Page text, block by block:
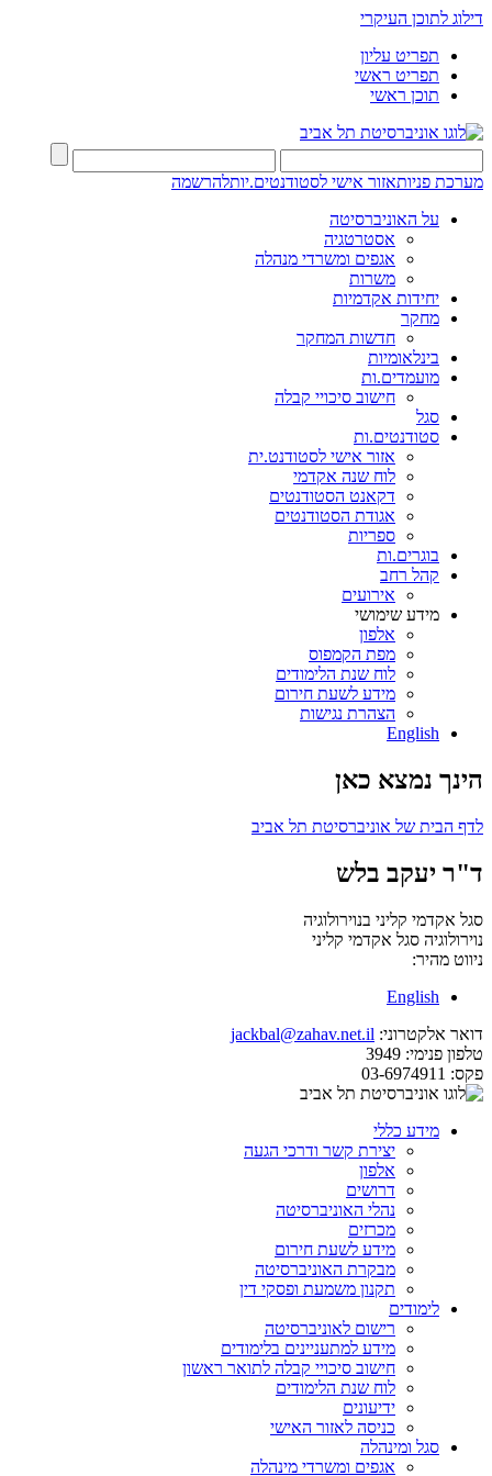
דילוג לתוכן העיקרי
תפריט עליון
תפריט ראשי
תוכן ראשי
מערכת פניותאזור אישי לסטודנטים.יותלהרשמה
על האוניברסיטה
אסטרטגיה
אגפים ומשרדי מנהלה
משרות
יחידות אקדמיות
מחקר
חדשות המחקר
בינלאומיות
מועמדים.ות
חישוב סיכויי קבלה
סגל
סטודנטים.ות
אזור אישי לסטודנט.ית
לוח שנה אקדמי
דקאנט הסטודנטים
אגודת הסטודנטים
ספריות
בוגרים.ות
קהל רחב
אירועים
מידע שימושי
אלפון
מפת הקמפוס
לוח שנת הלימודים
מידע לשעת חירום
הצהרת נגישות
English
הינך נמצא כאן
לדף הבית של אוניברסיטת תל אביב
ד"ר יעקב בלש
סגל אקדמי קליני בנוירולוגיה
נוירולוגיה סגל אקדמי קליני
ניווט מהיר:
English
דואר אלקטרוני: jackbal@zahav.net.il
טלפון פנימי:
פקס:
מידע כללי
יצירת קשר ודרכי הגעה
אלפון
דרושים
נהלי האוניברסיטה
מכרזים
מידע לשעת חירום
מבקרת האוניברסיטה
תקנון משמעת ופסקי דין
לימודים
רישום לאוניברסיטה
מידע למתעניינים בלימודים
חישוב סיכויי קבלה לתואר ראשון
לוח שנת הלימודים
ידיעונים
כניסה לאזור האישי
סגל ומינהלה
אגפים ומשרדי מינהלה